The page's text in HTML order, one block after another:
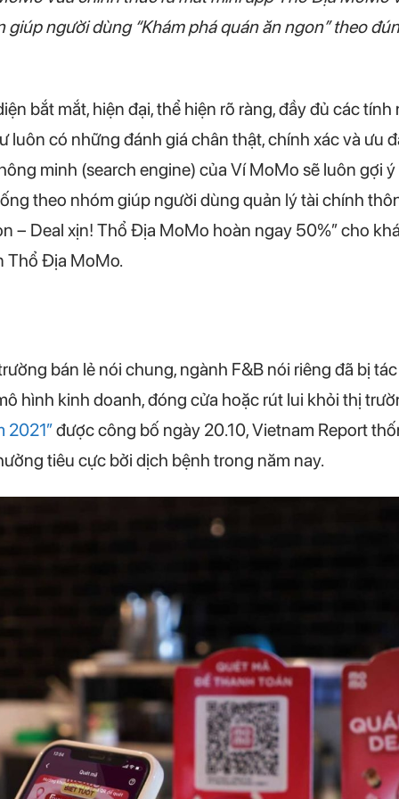
người dùng “Khám phá quán ăn ngon” theo
bắt mắt, hiện đại, thể hiện rõ ràng, đầy đủ các
luôn có những đánh giá chân thật, chính xác và ưu
minh (search engine) của Ví MoMo sẽ luôn gợi
theo nhóm giúp người dùng quản lý tài chính
– Deal xịn! Thổ Địa MoMo hoàn ngay 50%” cho
Thổ Địa MoMo.
bán lẻ nói chung, ngành F&B nói riêng đã bị
hình kinh doanh, đóng cửa hoặc rút lui khỏi thị
2021″được công bố ngày 20.10, Vietnam Report
tiêu cực bởi dịch bệnh trong năm nay.